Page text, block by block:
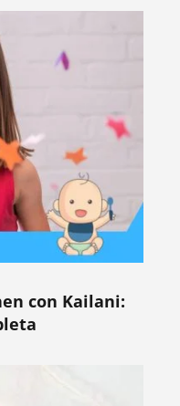
con Kailani: